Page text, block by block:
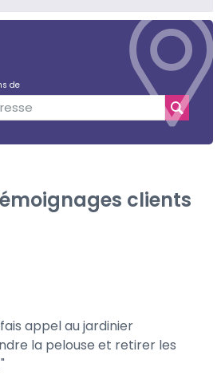
de
clients
appel au jardinier
la pelouse et retirer les